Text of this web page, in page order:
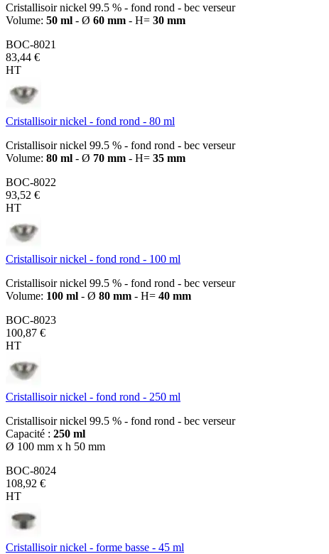
Cristallisoir nickel 99.5 % - fond rond - bec verseur
Volume: 50 ml - Ø 60 mm - H= 30 mm
BOC-8021
83,44 €
HT
Cristallisoir nickel - fond rond - 80 ml
Cristallisoir nickel 99.5 % - fond rond - bec verseur
Volume: 80 ml - Ø 70 mm - H= 35 mm
BOC-8022
93,52 €
HT
Cristallisoir nickel - fond rond - 100 ml
Cristallisoir nickel 99.5 % - fond rond - bec verseur
Volume: 100 ml - Ø 80 mm - H= 40 mm
BOC-8023
100,87 €
HT
Cristallisoir nickel - fond rond - 250 ml
Cristallisoir nickel 99.5 % - fond rond - bec verseur
Capacité : 250 ml
Ø 100 mm x h 50 mm
BOC-8024
108,92 €
HT
Cristallisoir nickel - forme basse - 45 ml